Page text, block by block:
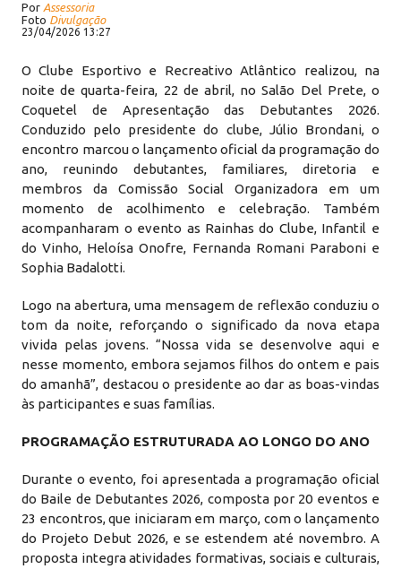
Por Assessoria
Foto Divulgação
23/04/2026 13:27
O Clube Esportivo e Recreativo Atlântico realizou, na
noite de quarta-feira, 22 de abril, no Salão Del Prete, o
Coquetel de Apresentação das Debutantes 2026.
Conduzido pelo presidente do clube, Júlio Brondani, o
encontro marcou o lançamento oficial da programação do
ano, reunindo debutantes, familiares, diretoria e
membros da Comissão Social Organizadora em um
momento de acolhimento e celebração. Também
acompanharam o evento as Rainhas do Clube, Infantil e
do Vinho, Heloísa Onofre, Fernanda Romani Paraboni e
Sophia Badalotti.
Logo na abertura, uma mensagem de reflexão conduziu o
tom da noite, reforçando o significado da nova etapa
vivida pelas jovens. “Nossa vida se desenvolve aqui e
nesse momento, embora sejamos filhos do ontem e pais
do amanhã”, destacou o presidente ao dar as boas-vindas
às participantes e suas famílias.
PROGRAMAÇÃO ESTRUTURADA AO LONGO DO ANO
Durante o evento, foi apresentada a programação oficial
do Baile de Debutantes 2026, composta por 20 eventos e
23 encontros, que iniciaram em março, com o lançamento
do Projeto Debut 2026, e se estendem até novembro. A
proposta integra atividades formativas, sociais e culturais,